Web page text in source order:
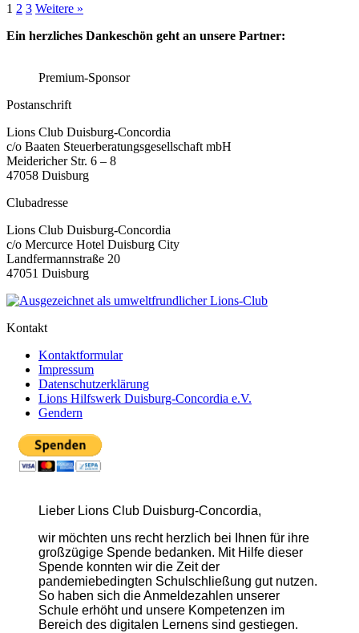
1 2 3 Weitere »
Ein herzliches Dankeschön geht an unsere Partner:
Premium-Sponsor
Postanschrift
Lions Club Duisburg-Concordia
c/o Baaten Steuerberatungsgesellschaft mbH
Meidericher Str. 6 – 8
47058 Duisburg
Clubadresse
Lions Club Duisburg-Concordia
c/o Mercurce Hotel Duisburg City
Landfermannstraße 20
47051 Duisburg
Kontakt
Kontaktformular
Impressum
Datenschutzerklärung
Lions Hilfswerk Duisburg-Concordia e.V.
Gendern
Lieber Lions Club Duisburg-Concordia,
wir möchten uns recht herzlich bei Ihnen für ihre
großzügige Spende bedanken. Mit Hilfe dieser
Spende konnten wir die Zeit der
pandemiebedingten Schulschließung gut nutzen.
So haben sich die Anmeldezahlen unserer
Schule erhöht und unsere Kompetenzen im
Bereich des digitalen Lernens sind gestiegen.